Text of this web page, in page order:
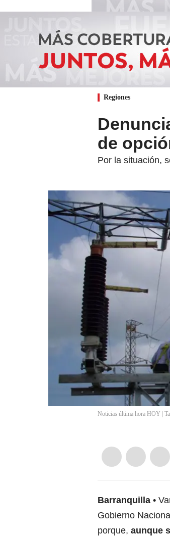
Regiones
de
Por la situación,
Noticias última hora HOY |
Barranquilla
Gobierno
porque, aunque